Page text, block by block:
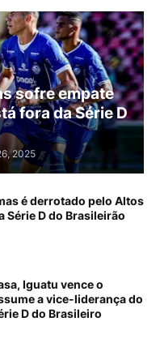
sofre empate
fora da Série D
2025
é derrotado pelo Altos
Série D do Brasileirão
Iguatu vence o
a vice-liderança do
D do Brasileiro